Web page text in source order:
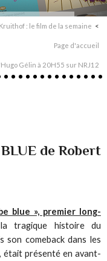
: le film de la semaine
Page d'accueil
Gélin à 20H55 sur NRJ12
de Robert
blue », premier long-
tragique histoire du
son comeback dans les
était présenté en avant-